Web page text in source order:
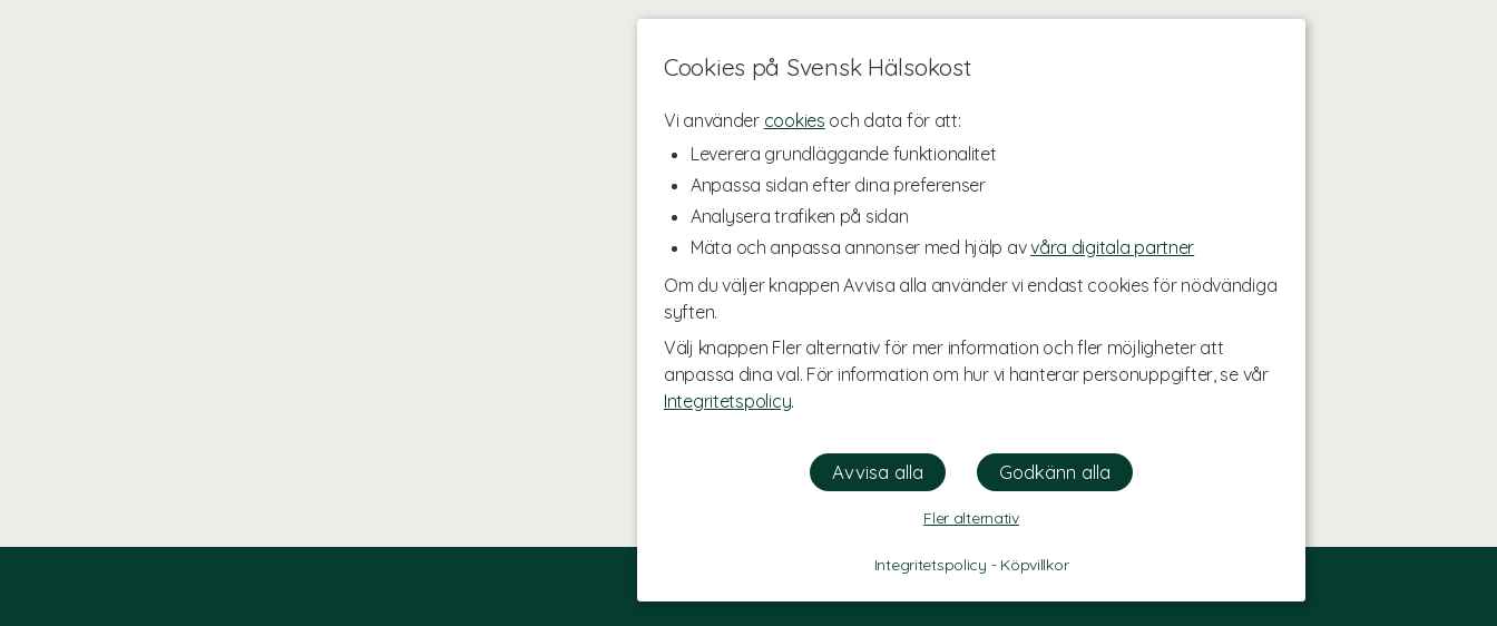
Cookies på Svensk Hälsokost
Vi använder cookies och data för att:
Leverera grundläggande funktionalitet
Anpassa sidan efter dina preferenser
Analysera trafiken på sidan
Mäta och anpassa annonser med hjälp avvåra digitala partner
Om du väljer knappen Avvisa alla använder vi endast cookies för nödvändiga
syften.
Välj knappen Fler alternativ för mer information och fler möjligheter att
anpassa dina val. För information om hur vi hanterar personuppgifter, se vår
Integritetspolicy.
Fler alternativ
Integritetspolicy - Köpvillkor